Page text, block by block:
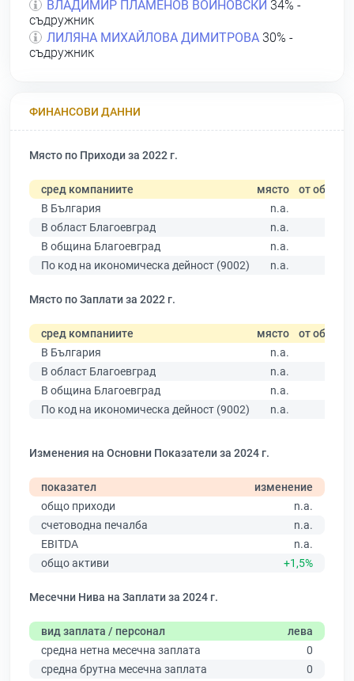
ВЛАДИМИР ПЛАМЕНОВ ВОЙНОВСКИ 34% -
съдружник
ЛИЛЯНА МИХАЙЛОВА ДИМИТРОВА 30% -
съдружник
ФИНАНСОВИ ДАННИ
Място по Приходи за 2022 г.
сред компаниите място от общо
В България
n.a.
В област Благоевград
n.a.
В община Благоевград
n.a.
По код на икономическа дейност (9002)
n.a.
Място по Заплати за 2022 г.
сред компаниите място от общо
В България
n.a.
В област Благоевград
n.a.
В община Благоевград
n.a.
По код на икономическа дейност (9002)
n.a.
Изменения на Основни Показатели за 2024 г.
показател
изменение
общо приходи
n.a.
счетоводна печалба
n.a.
EBITDA
n.a.
общо активи
+1,5%
Месечни Нива на Заплати за 2024 г.
вид заплата / персонал
лева
средна нетна месечна заплата
0
средна брутна месечна заплата
0